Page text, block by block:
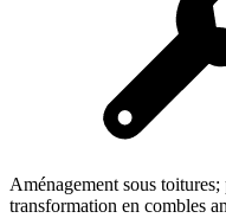
Aménagement sous
transformation en combles